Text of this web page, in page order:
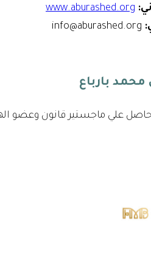
www.aburashed.org
علي ماجستير قانون وعضو